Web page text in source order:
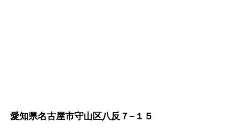
愛知県名古屋市守山区八反７−１５